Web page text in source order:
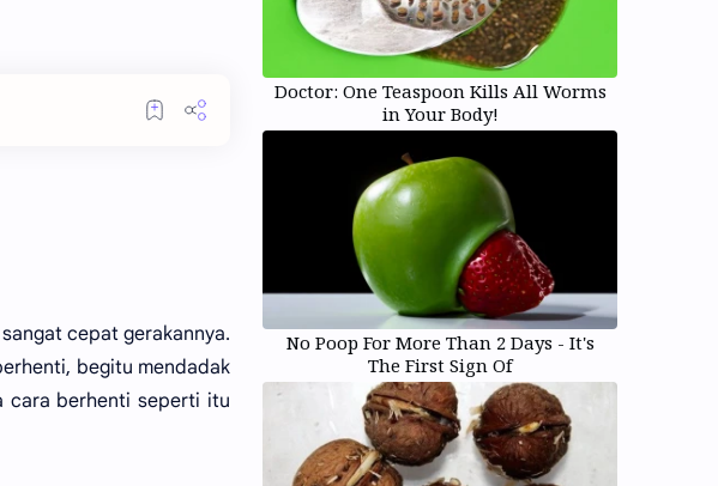
cepat gerakannya.
begitu mendadak
cara berhenti seperti itu
Doctor: One Teaspoon Kills All Worms
in Your Body!
No Poop For More Than 2 Days - It's
The First Sign Of